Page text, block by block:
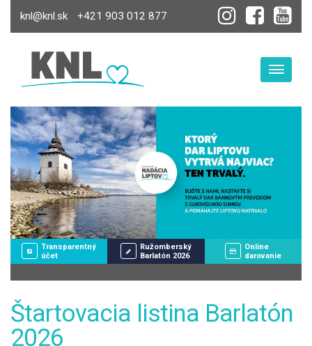
knl@knl.sk +421 903 012 877
Transparentný
účet
Ružomberský
Barlatón 2026
Online
darovanie
Štartovacia listina Barlatón
2026